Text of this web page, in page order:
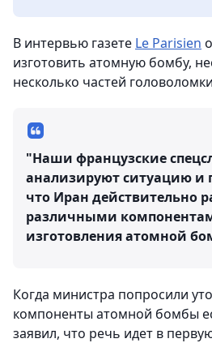
В интервью газете Le Parisien
изготовить атомную бомбу,
несколько частей
"Наши французские
анализируют ситуацию и
что Иран действительно
различными
изготовления атомной
Когда министра попросили
компоненты атомной бомбы
заявил, что речь идет в